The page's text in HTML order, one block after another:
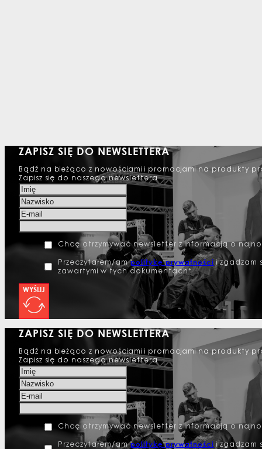
ZAPISZ SIĘ DO NEWSLETTERA
Bądź na bieżąco z nowościami i promocjami na produkty
Zapisz się do naszego newslettera
Chcę otrzymywać newsletter z informacją o
Przeczytałem/ampolitykę prywatności i zgadzam
zawartymi w tych dokumentach*
WYŚLIJ
ZAPISZ SIĘ DO NEWSLETTERA
Bądź na bieżąco z nowościami i promocjami na produkty
Zapisz się do naszego newslettera
Chcę otrzymywać newsletter z informacją o
Przeczytałem/ampolitykę prywatności i zgadzam